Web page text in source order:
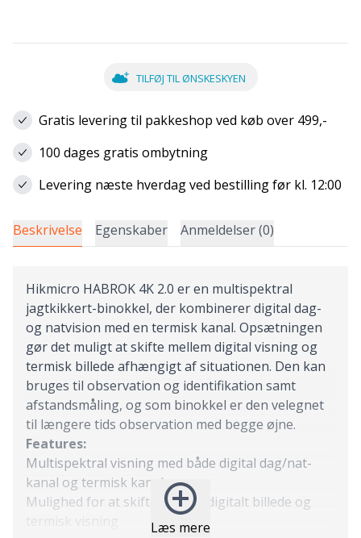
TILFØJ TIL ØNSKESKYEN
Gratis levering til pakkeshop ved køb over 499,-
100 dages gratis ombytning
Levering næste hverdag ved bestilling før kl. 12:00
Beskrivelse Egenskaber Anmeldelser (0)
Læs mere
Hikmicro HABROK 4K 2.0 er en multispektral
jagtkikkert-binokkel, der kombinerer digital dag-
og natvision med en termisk kanal. Opsætningen
gør det muligt at skifte mellem digital visning og
termisk billede afhængigt af situationen. Den kan
bruges til observation og identifikation samt
afstandsmåling, og som binokkel er den velegnet
til længere tids observation med begge øjne.
Features:
Multispektral visning med både digital dag/nat-
kanal og termisk kanal
Mulighed for at skifte mellem digitalt billede og
termisk visning